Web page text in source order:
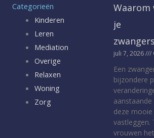
Categorieën
Kinderen
Leren
Mediation
Overige
Relaxen
Woning
Zorg
Waarom
je
juli 7, 2026
Een
bijzondere
deze
vastleggen.
vrouwen